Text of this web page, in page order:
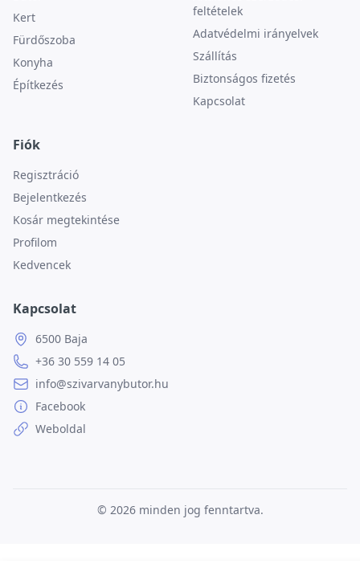
Kert
Fürdőszoba
Konyha
Építkezés
feltételek
Adatvédelmi irányelvek
Szállítás
Biztonságos fizetés
Kapcsolat
Fiók
Regisztráció
Bejelentkezés
Kosár megtekintése
Profilom
Kedvencek
Kapcsolat
6500 Baja
+36 30 559 14 05
info@szivarvanybutor.hu
Facebook
Weboldal
© 2026 minden jog fenntartva.